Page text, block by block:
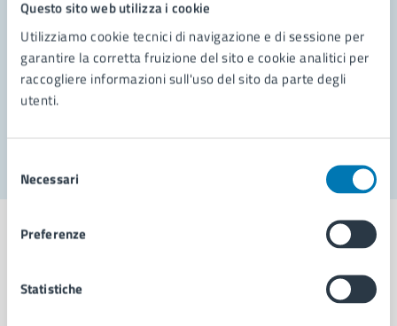
Questo sito web utilizza i cookie
Utilizziamo cookie tecnici di navigazione e di sessione per
garantire la corretta fruizione del sito e cookie analitici per
raccogliere informazioni sull'uso del sito da parte degli
utenti.
delNecessari
Preferenze
Statistiche
Richiedi assistenza
Prenota appuntamento
Problemi in città
Comune di Napoli